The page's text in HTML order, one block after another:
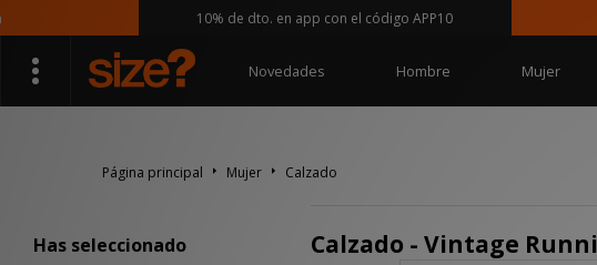
10% de dto. en app con el código APP10
Novedades Hombre Mujer
Página principal Mujer Calzado
Has seleccionado Calzado - Vintage